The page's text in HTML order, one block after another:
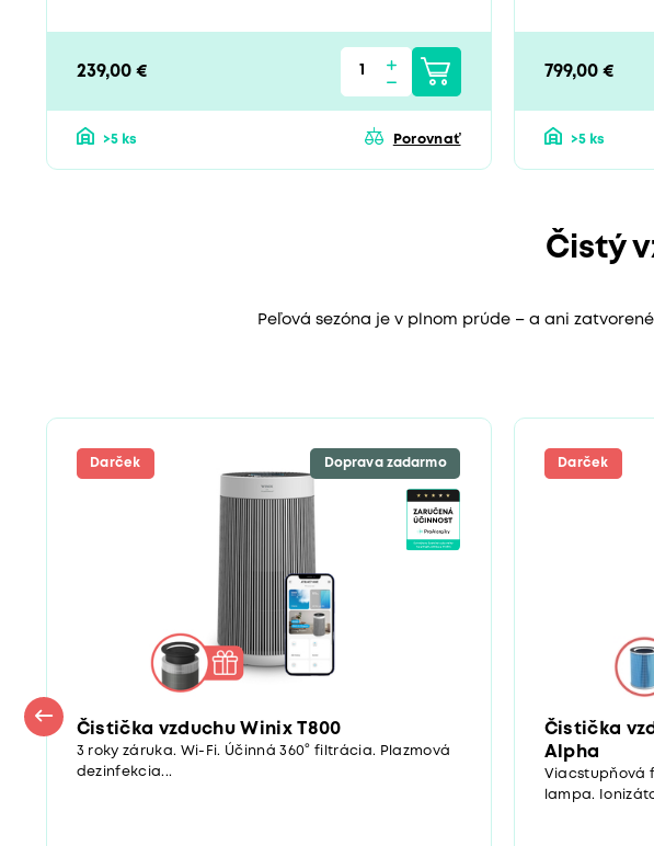
239,00 €
>5 ks Porovnať
799,00 €
>5 ks
Čistý
Peľová sezóna je v plnom prúde – a ani
Darček Doprava zadarmo
Čistička vzduchu Winix T800
3 roky záruka. Wi-Fi. Účinná 360° filtrácia. Plazmová
dezinfekcia...
Darček
Čistička
Alpha
Viacstupňová
lampa.